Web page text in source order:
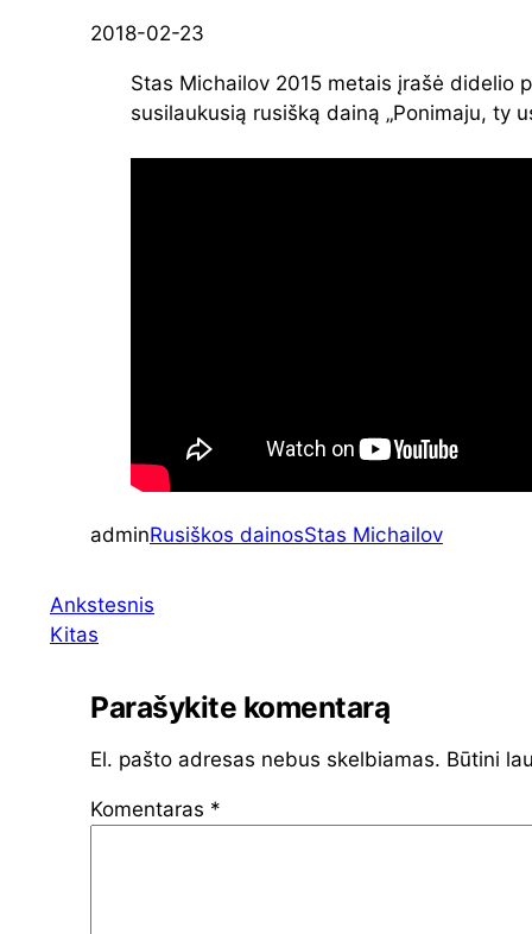
2018-02-23
Stas Michailov 2015 metais įrašė didelio
susilaukusią rusišką dainą „Ponimaju, ty
adminRusiškos dainosStas Michailov
Ankstesnis
Kitas
Parašykite komentarą
El. pašto adresas nebus skelbiamas. Būtini
Komentaras *